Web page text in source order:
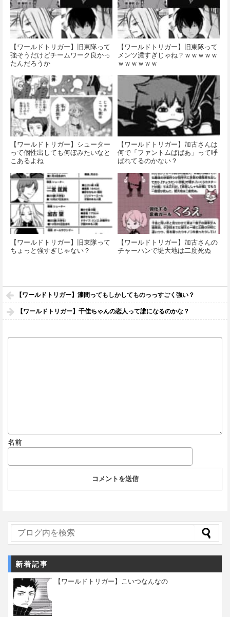
【ワールドトリガー】旧東隊って
強そうだけどチームワーク良かっ
たんだろうか
【ワールドトリガー】旧東隊って
メンツ濃すぎじゃね？ｗｗｗｗｗ
ｗｗｗｗｗｗ
【ワールドトリガー】シューター
って個性出しても何ぼみたいなと
こあるよね
【ワールドトリガー】加古さんは
何で「ファントムばばあ」って呼
ばれてるのかない？
【ワールドトリガー】旧東隊って
ちょっと強すぎじゃない？
【ワールドトリガー】加古さんの
チャーハンで堤大地は二度死ぬ
【ワールドトリガー】漆間ってもしかしてものっっすごく強い？
【ワールドトリガー】千佳ちゃんの恋人って誰になるのかな？
名前
新着記事
【ワールドトリガー】こいつなんなの